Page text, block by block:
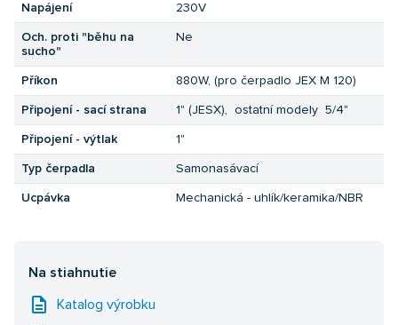
Napájení 230V
Och. proti "běhu na
sucho"
Ne
Příkon 880W, (pro čerpadlo JEX M 120)
Připojení - sací strana 1" (JESX), ostatní modely 5/4"
Připojení - výtlak 1"
Typ čerpadla Samonasávací
Ucpávka Mechanická - uhlík/keramika/NBR
Na stiahnutie
description Katalog výrobku